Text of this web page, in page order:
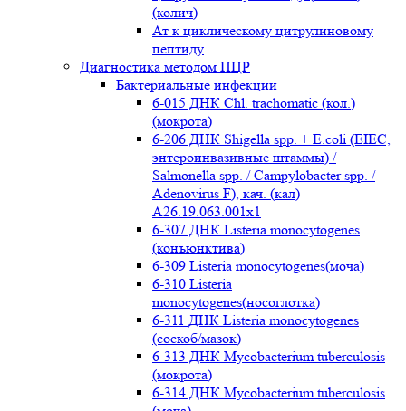
(колич)
Ат к циклическому цитрулиновому
пептиду
Диагностика методом ПЦР
Бактериальные инфекции
6-015 ДНК Chl. trachomatic (кол.)
(мокрота)
6-206 ДНК Shigella spp. + E.coli (EIEC,
энтероинвазивные штаммы) /
Salmonella spp. / Campylobacter spp. /
Adenovirus F), кач. (кал)
A26.19.063.001x1
6-307 ДНК Listeria monocytogenes
(конъюнктива)
6-309 Listeria monocytogenes(моча)
6-310 Listeria
monocytogenes(носоглотка)
6-311 ДНК Listeria monocytogenes
(соскоб/мазок)
6-313 ДНК Mycobacterium tuberculosis
(мокрота)
6-314 ДНК Mycobacterium tuberculosis